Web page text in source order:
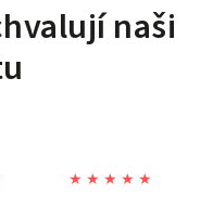
naši
★ ★ ★ ★ ★